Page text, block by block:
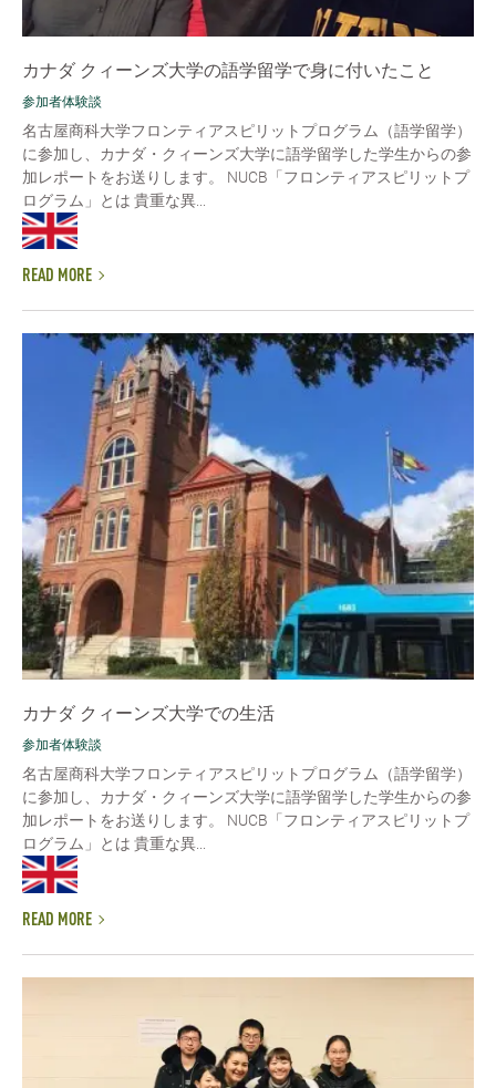
カナダ クィーンズ大学の語学留学で身に付いたこと
参加者体験談
名古屋商科大学フロンティアスピリットプログラム（語学留学）
に参加し、カナダ・クィーンズ大学に語学留学した学生からの参
加レポートをお送りします。 NUCB「フロンティアスピリットプ
ログラム」とは 貴重な異...
READ MORE
カナダ クィーンズ大学での生活
参加者体験談
名古屋商科大学フロンティアスピリットプログラム（語学留学）
に参加し、カナダ・クィーンズ大学に語学留学した学生からの参
加レポートをお送りします。 NUCB「フロンティアスピリットプ
ログラム」とは 貴重な異...
READ MORE